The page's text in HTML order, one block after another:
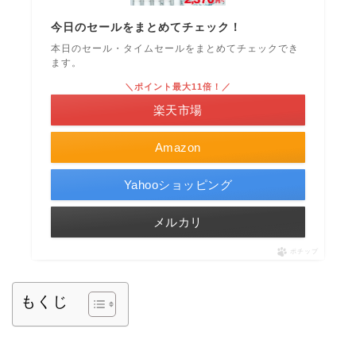
今日のセールをまとめてチェック！
本日のセール・タイムセールをまとめてチェックでき
ます。
Amazon
＼ポイント最大11倍！／
楽天市場
Yahooショッピング
メルカリ
ポチップ
もくじ